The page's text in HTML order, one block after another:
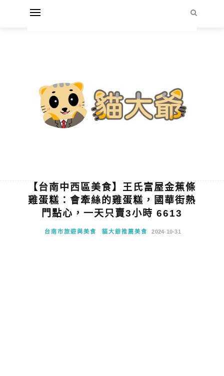
【台南中西區美食】王氏富屋金蕉條
雞蛋糕：會牽絲的雞蛋糕，國華街熱
門點心，一天只賣3小時 6613
台南市旅遊與美食 貓大爺推薦美食 2024-10-31